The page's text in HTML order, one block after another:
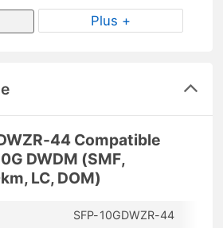
Plus +
44 Compatible
DWDM (SMF,
LC, DOM)
SFP-10GDWZR-44